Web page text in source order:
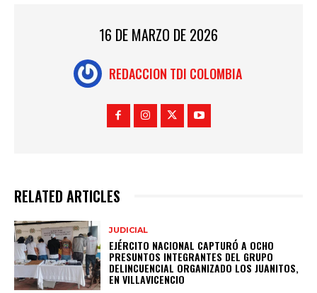
16 DE MARZO DE 2026
REDACCION TDI COLOMBIA
RELATED ARTICLES
JUDICIAL
EJÉRCITO NACIONAL CAPTURÓ A OCHO
PRESUNTOS INTEGRANTES DEL GRUPO
DELINCUENCIAL ORGANIZADO LOS JUANITOS,
EN VILLAVICENCIO